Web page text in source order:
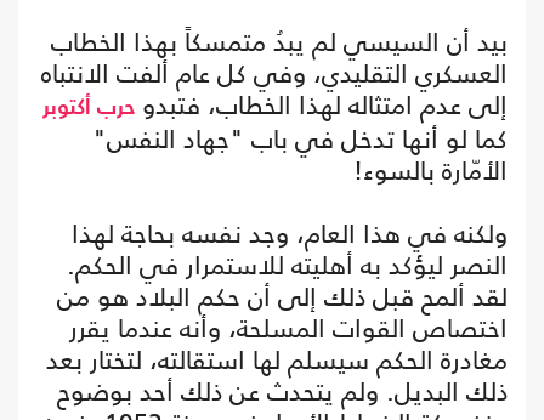
بيد أن السيسي لم يبدُ متمسكاً بهذا الخطاب
العسكري التقليدي، وفي كل عام ألفت الانتباه
إلى عدم امتثاله لهذا الخطاب، فتبدو حرب أكتوبر
كما لو أنها تدخل في باب "جهاد النفس"
الأمّارة بالسوء!
ولكنه في هذا العام، وجد نفسه بحاجة لهذا
النصر ليؤكد به أهليته للاستمرار في الحكم.
لقد ألمح قبل ذلك إلى أن حكم البلاد هو من
اختصاص القوات المسلحة، وأنه عندما يقرر
مغادرة الحكم سيسلم لها استقالته، لتختار بعد
ذلك البديل. ولم يتحدث عن ذلك أحد بوضوح